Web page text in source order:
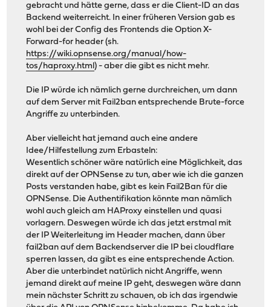
gebracht und hätte gerne, dass er die Client-ID an das
Backend weiterreicht. In einer früheren Version gab es
wohl bei der Config des Frontends die Option X-
Forward-for header (sh.
https://wiki.opnsense.org/manual/how-
tos/haproxy.html) - aber die gibt es nicht mehr.
Die IP würde ich nämlich gerne durchreichen, um dann
auf dem Server mit Fail2ban entsprechende Brute-force
Angriffe zu unterbinden.
Aber vielleicht hat jemand auch eine andere
Idee/Hilfestellung zum Erbasteln:
Wesentlich schöner wäre natürlich eine Möglichkeit, das
direkt auf der OPNSense zu tun, aber wie ich die ganzen
Posts verstanden habe, gibt es kein Fail2Ban für die
OPNSense. Die Authentifikation könnte man nämlich
wohl auch gleich am HAProxy einstellen und quasi
vorlagern. Deswegen würde ich das jetzt erstmal mit
der IP Weiterleitung im Header machen, dann über
fail2ban auf dem Backendserver die IP bei cloudflare
sperren lassen, da gibt es eine entsprechende Action.
Aber die unterbindet natürlich nicht Angriffe, wenn
jemand direkt auf meine IP geht, deswegen wäre dann
mein nächster Schritt zu schauen, ob ich das irgendwie